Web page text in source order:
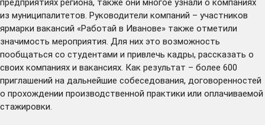
из муниципалитетов. Руководители компаний – участников
ярмарки вакансий «Работай в Иванове» также отметили
значимость мероприятия. Для них это возможность
пообщаться со студентами и привлечь кадры, рассказать о
своих компаниях и вакансиях. Как результат – более 600
приглашений на дальнейшие собеседования, договоренностей
о прохождении производственной практики или оплачиваемой
стажировки.